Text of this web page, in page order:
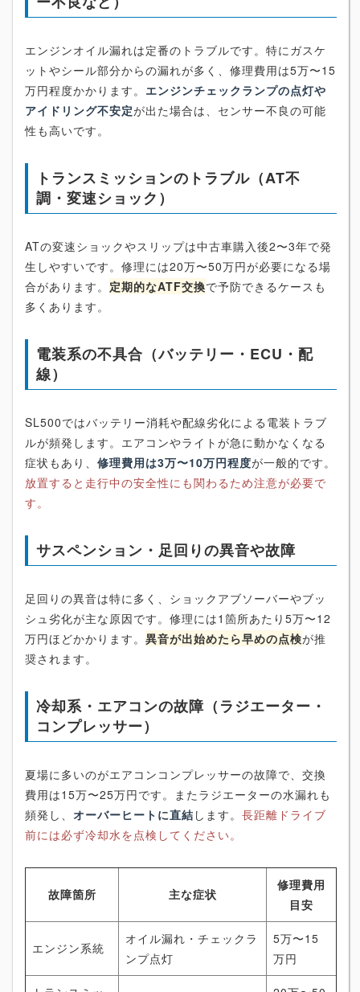
エンジンオイル漏れは定番のトラブルです。特にガスケ
ットやシール部分からの漏れが多く、修理費用は5万〜15
万円程度かかります。 エンジンチェックランプの点灯や
アイドリング不安定が出た場合は、センサー不良の可能
性も高いです。
トランスミッションのトラブル（AT不
調・変速ショック）
ATの変速ショックやスリップは中古車購入後2〜3年で発
生しやすいです。修理には20万〜50万円が必要になる場
合があります。 定期的なATF交換で予防できるケースも
多くあります。
電装系の不具合（バッテリー・ECU・配
線）
SL500ではバッテリー消耗や配線劣化による電装トラブ
ルが頻発します。エアコンやライトが急に動かなくなる
症状もあり、 修理費用は3万〜10万円程度が一般的です。
放置すると走行中の安全性にも関わるため注意が必要で
す。
サスペンション・足回りの異音や故障
足回りの異音は特に多く、ショックアブソーバーやブッ
シュ劣化が主な原因です。修理には1箇所あたり5万〜12
万円ほどかかります。 異音が出始めたら早めの点検が推
奨されます。
冷却系・エアコンの故障（ラジエーター・
コンプレッサー）
夏場に多いのがエアコンコンプレッサーの故障で、交換
費用は15万〜25万円です。またラジエーターの水漏れも
頻発し、 オーバーヒートに直結 します。 長距離ドライブ
前には必ず冷却水を点検してください。
故障箇所 主な症状
修理費用
目安
エンジン系統
オイル漏れ・チェックラ
ンプ点灯
5万〜15
万円